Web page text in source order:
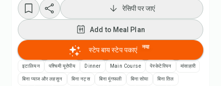
रेसिपी वीडियो देखें
Add to Meal Plan
Add to Shopping List
रेसिपी पर जाएं
Add to Meal Plan
स्टेप बाय स्टेप पकाएं नया
इटालियन पश्चिमी यूरोपीय Dinner Main Course पेस्केटेरियन मांसाहारी
बिना प्याज और लहसुन बिना नट्स बिना मूंगफली बिना सोया
बिना तिल